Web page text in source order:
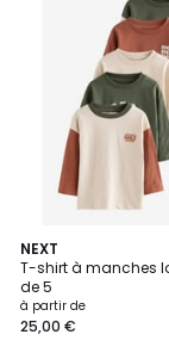
NEXT
T-shirt à manches
de 5
à partir de
25,00 €
9
Couleurs